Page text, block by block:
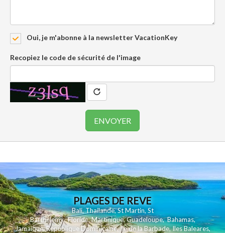
Oui, je m'abonne à la newsletter VacationKey
Recopiez le code de sécurité de l'image
PLAGES DE REVE
Bali,Thailande,St Martin,St
Barthelemy,Floride,Martinique,Guadeloupe,Bahamas,
Jamaique,Republique Dominicaine,Ile de la Barbade,Iles Baleares,